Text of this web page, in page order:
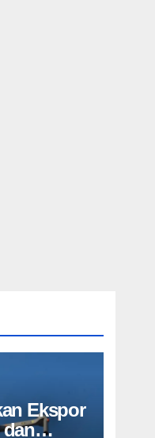
Ekspor
dan